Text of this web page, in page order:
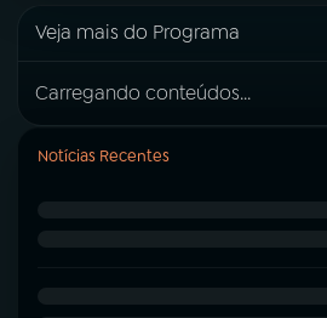
Veja mais do Programa
Carregando conteúdos...
Notícias Recentes